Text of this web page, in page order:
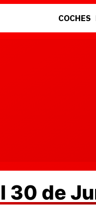
COCHES
30 de